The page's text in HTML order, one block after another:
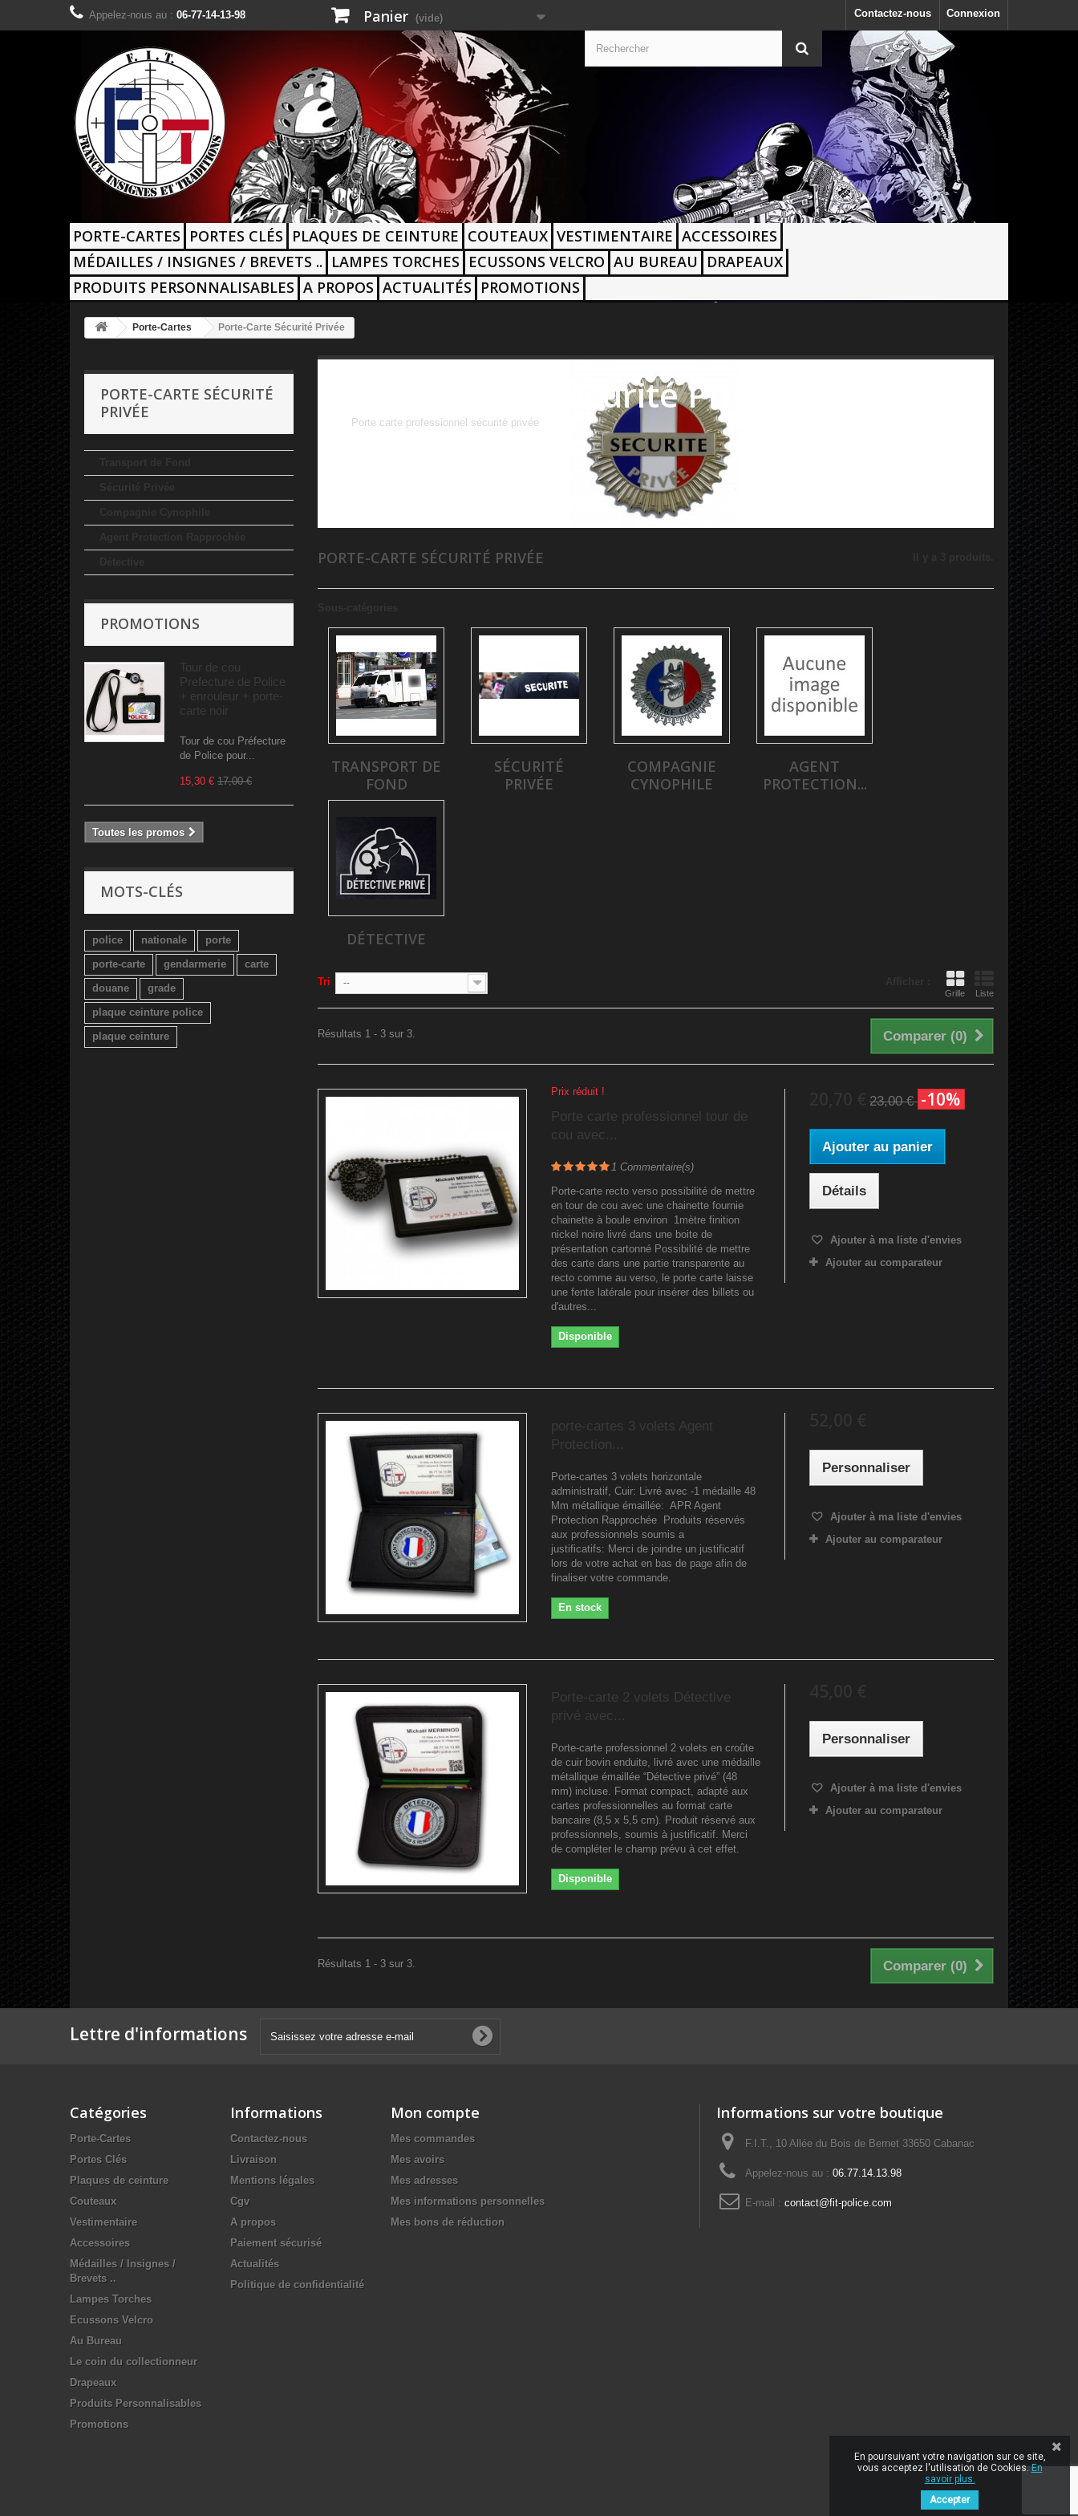
Connexion
Contactez-nous
Appelez-nous au : 06-77-14-13-98 Panier (vide)
PORTE-CARTES PORTES CLÉS PLAQUES DE CEINTURE COUTEAUX VESTIMENTAIRE ACCESSOIRES
MÉDAILLES / INSIGNES / BREVETS .. LAMPES TORCHES ECUSSONS VELCRO AU BUREAU DRAPEAUX
PRODUITS PERSONNALISABLES A PROPOS ACTUALITÉS PROMOTIONS
Porte-Cartes Porte-Carte Sécurité Privée
PORTE-CARTE SÉCURITÉ
PRIVÉE
PROMOTIONS
Tour de cou
Prefecture de Police
+ enrouleur + porte-
carte noir
Tour de cou Préfecture
de Police pour...
15,30 € 17,00 €
Toutes les promos
MOTS-CLÉS
police nationale
porte
porte-carte
gendarmerie
carte
douane
grade
plaque ceinture police
plaque ceinture
Porte-Carte Sécurité Privée
Porte carte professionnel sécurité privée
PORTE-CARTE SÉCURITÉ PRIVÉE
TRANSPORT DE
FOND
SÉCURITÉ
PRIVÉE
COMPAGNIE
CYNOPHILE
AGENT
PROTECTION...
DÉTECTIVE
Grille Liste
Tri --
Comparer (0)
Résultats 1 - 3 sur 3.
Prix réduit !
Porte carte professionnel tour de
cou avec...
1 Commentaire(s)
Porte-carte recto verso possibilité de mettre
en tour de cou avec une chainette fournie
chainette à boule environ 1mètre finition
nickel noire livré dans une boite de
présentation cartonné Possibilité de mettre
des carte dans une partie transparente au
recto comme au verso, le porte carte laisse
une fente latérale pour insérer des billets ou
d'autres...
Disponible
23,00 € -10%
Ajouter au panier
Détails
Ajouter à ma liste d'envies
Ajouter au comparateur
porte-cartes 3 volets Agent
Protection...
Porte-cartes 3 volets horizontale
administratif, Cuir: Livré avec -1 médaille 48
Mm métallique émaillée: APR Agent
Protection Rapprochée Produits réservés
aux professionnels soumis a
justificatifs: Merci de joindre un justificatif
lors de votre achat en bas de page afin de
finaliser votre commande.
En stock
Personnaliser
Ajouter à ma liste d'envies
Ajouter au comparateur
Porte-carte 2 volets Détective
privé avec...
Porte-carte professionnel 2 volets en croûte
de cuir bovin enduite, livré avec une médaille
métallique émaillée “Détective privé” (48
mm) incluse. Format compact, adapté aux
cartes professionnelles au format carte
bancaire (8,5 x 5,5 cm). Produit réservé aux
professionnels, soumis à justificatif. Merci
de compléter le champ prévu à cet effet.
Disponible
Personnaliser
Ajouter à ma liste d'envies
Ajouter au comparateur
Comparer (0)
Résultats 1 - 3 sur 3.
Lettre d'informations
Catégories
Porte-Cartes
Portes Clés
Plaques de ceinture
Couteaux
Vestimentaire
Accessoires
Médailles / Insignes /
Brevets ..
Lampes Torches
Ecussons Velcro
Au Bureau
Le coin du collectionneur
Drapeaux
Produits Personnalisables
Promotions
Informations
Contactez-nous
Livraison
Mentions légales
Cgv
A propos
Paiement sécurisé
Actualités
Politique de confidentialité
Mon compte
Mes commandes
Mes avoirs
Mes adresses
Mes informations personnelles
Mes bons de réduction
Informations sur votre boutique
F.I.T., 10 Allée du Bois de Bernet 33650 Cabanac
Appelez-nous au : 06.77.14.13.98
E-mail : contact@fit-police.com
En poursuivant votre navigation sur ce site,
vous acceptez l'utilisation de Cookies.En
savoir plus.
Accepter